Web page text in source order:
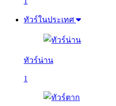
ทัวร์ในประเทศ
ทัวร์น่าน
1